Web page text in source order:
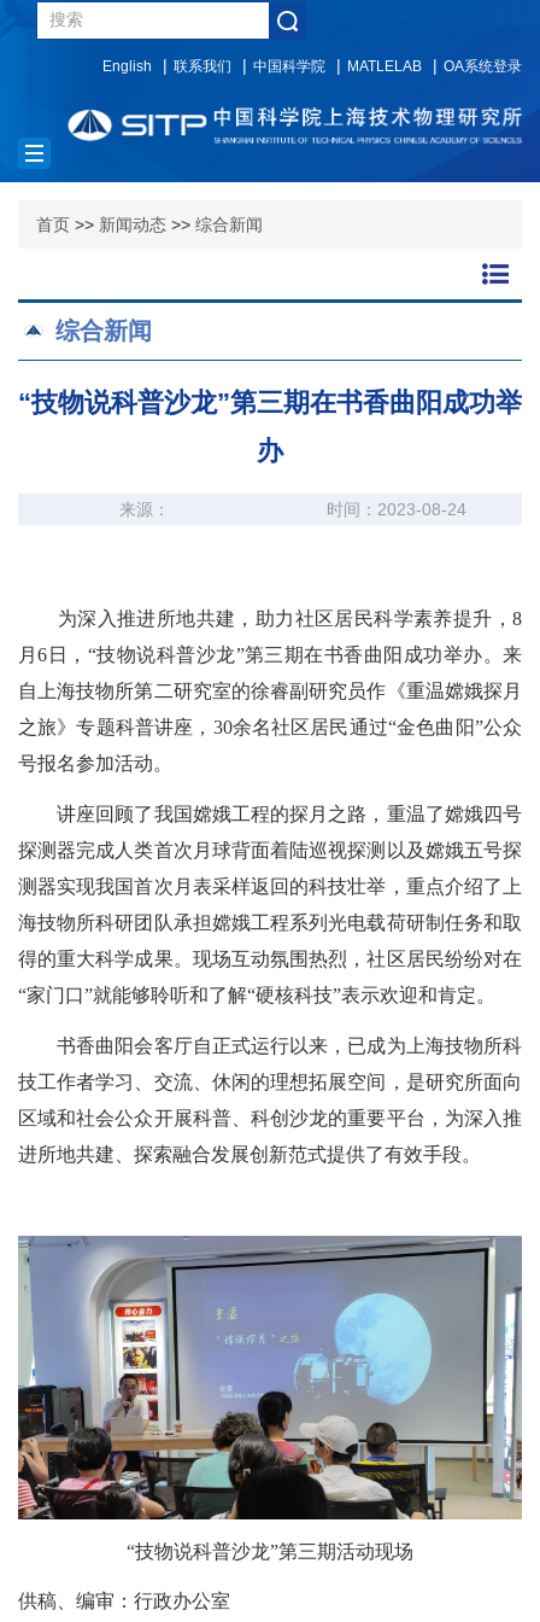
English 联系我们 中国科学院 MATLELAB OA系统登录
Toggle
navigation
首页 >> 新闻动态 >> 综合新闻
综合新闻
“技物说科普沙龙”第三期在书香曲阳成功举
办
来源： 时间：2023-08-24
为深入推进所地共建，助力社区居民科学素养提升，8
月6 日，“技物说科普沙龙”第三期在书香曲阳成功举办。来
自上海技物所第二研究室的徐睿副研究员作《重温嫦娥探月
之旅》专题科普讲座， 30余名社区居民通过“金色曲阳”公众
号报名参加活动。
讲座回顾了我国嫦娥工程的探月之路，重温了嫦娥四号
探测器完成人类首次月球背面着陆巡视探测以及嫦娥五号探
测器实现我国首次月表采样返回的科技壮举，重点介绍了上
海技物所科研团队承担嫦娥工程系列光电载荷研制任务和取
得的重大科学成果。现场互动氛围热烈，社区居民纷纷对在
“家门口”就能够聆听和了解“硬核科技”表示欢迎和肯定。
书香曲阳会客厅自正式运行以来，已成为上海技物所科
技工作者学习、交流、休闲的理想拓展空间，是研究所面向
区域和社会公众开展科普、科创沙龙的重要平台，为深入推
进所地共建、探索融合发展创新范式提供了有效手段。
“技物说科普沙龙”第三期活动现场
供稿、编审：行政办公室